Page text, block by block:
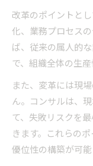
備点
コンサ
方
定法
コンサ
コンサ
改革のポイントと
化、業務プロセス
ば、従来の属人的
で、組織全体の生
また、変革には現
ん。コンサルは、
て、失敗リスクを
きます。これらの
優位性の構築が可能